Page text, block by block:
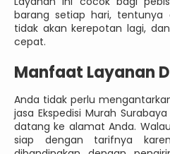
barang setiap hari, tentunya
tidak akan kerepotan lagi,
cepat.
Manfaat Layanan
Anda tidak perlu
jasa Ekspedisi Murah
datang ke alamat Anda.
siap dengan tarifnya